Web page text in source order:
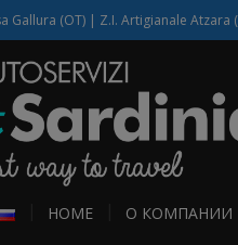
Gallura (OT) | Z.I. Artigianale Atzara
HOME О КОМПАНИИ